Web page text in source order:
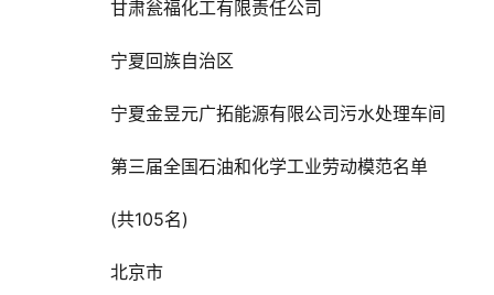
甘肃瓮福化工有限责任公司
宁夏回族自治区
宁夏金昱元广拓能源有限公司污水处理车间
第三届全国石油和化学工业劳动模范名单
(共105名)
北京市